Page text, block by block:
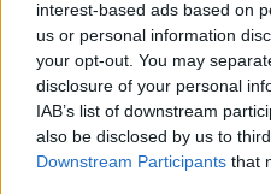
interest-based ads based on
us or personal information
your opt-out. You may
disclosure of your personal
IAB’s list of downstream
also be disclosed by us to
Downstream Participants that
El vannak tévedve a
csak így hajlandók
milyen elvárásaik